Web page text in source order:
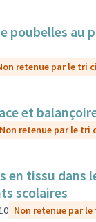
poubelles au
retenue par le tri
et
Non retenue par le tri
en tissu dans
scolaires
Non retenue par